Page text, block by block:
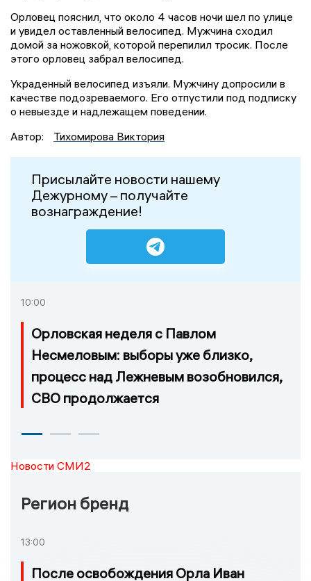
Орловец пояснил, что около 4 часов ночи шел по улице
и увидел оставленный велосипед. Мужчина сходил
домой за ножовкой, которой перепилил тросик. После
этого орловец забрал велосипед.
Украденный велосипед изъяли. Мужчину допросили в
качестве подозреваемого. Его отпустили под подписку
о невыезде и надлежащем поведении.
Автор:
Тихомирова Виктория
Присылайте новости нашему
Дежурному – получайте
вознаграждение!
10:00
Орловская неделя с Павлом
Несмеловым: выборы уже близко,
процесс над Лежневым возобновился,
СВО продолжается
Новости СМИ2
Регион бренд
13:00
После освобождения Орла Иван